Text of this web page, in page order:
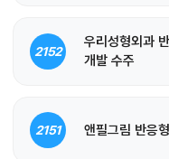
2152
우리성형외과
개발 수주
2151 앤필그림 반응